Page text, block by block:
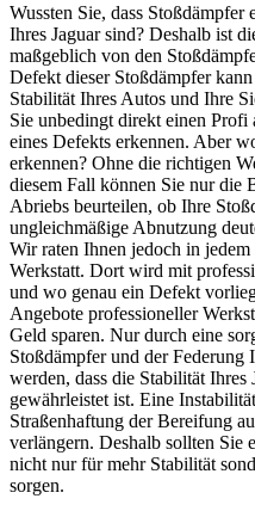
Wussten Sie, dass
Ihres Jaguar sind? Deshalb ist
maßgeblich von den
Defekt dieser Stoßdämpfer
Stabilität Ihres Autos und Ihre
Sie unbedingt direkt einen Profi
eines Defekts erkennen. Aber
erkennen? Ohne die richtigen
diesem Fall können Sie nur die
Abriebs beurteilen, ob Ihre
ungleichmäßige Abnutzung
Wir raten Ihnen jedoch in
Werkstatt. Dort wird mit
und wo genau ein Defekt
Angebote professioneller
Geld sparen. Nur durch eine
Stoßdämpfer und der Federung
werden, dass die Stabilität
gewährleistet ist. Eine
Straßenhaftung der Bereifung
verlängern. Deshalb sollten Sie
nicht nur für mehr Stabilität
sorgen.